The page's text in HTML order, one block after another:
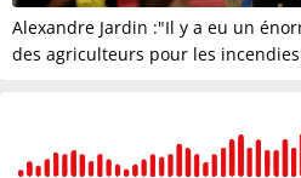
Alexandre Jardin :"Il y a eu un
des agriculteurs pour les